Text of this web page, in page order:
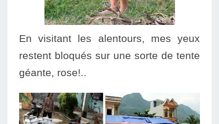
En visitant les alentours, mes yeux
restent bloqués sur une sorte de tente
géante, rose!..